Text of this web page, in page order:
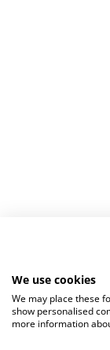
We use cookies
We may place these
show personalised
more information